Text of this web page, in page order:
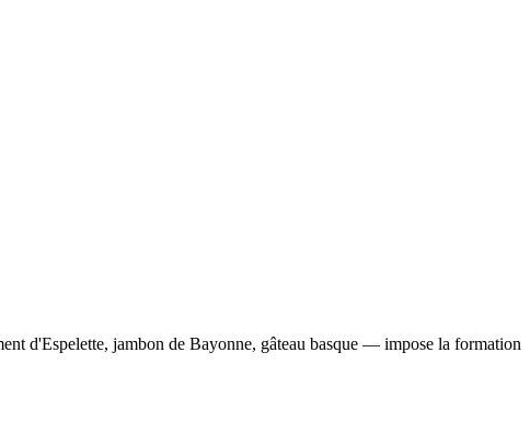
d'Espelette, jambon de Bayonne, gâteau basque — impose la formation